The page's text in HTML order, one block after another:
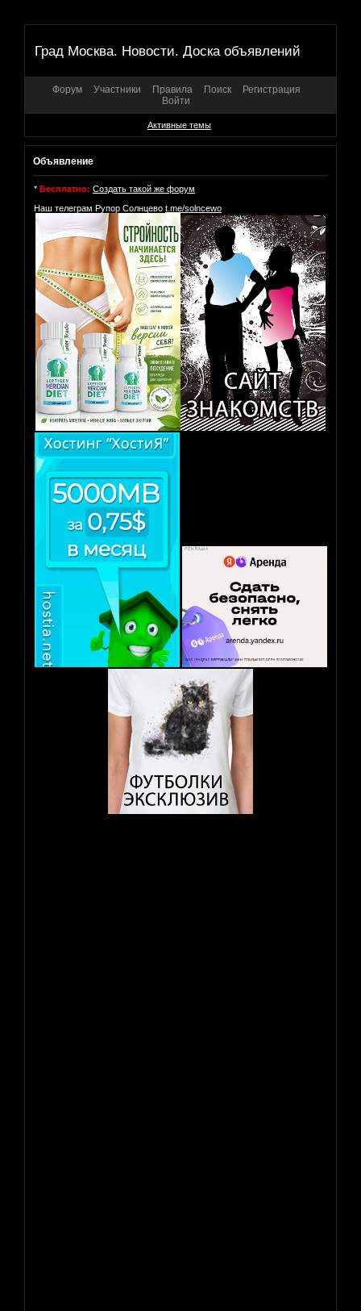
Град Москва. Новости. Доска объявлений
Форум Участники Правила Поиск
Регистрация
Войти
Активные темы
Объявление
* Бесплатно: Создать такой же форум
Наш телеграм Рупор Солнцево t.me/solncewo